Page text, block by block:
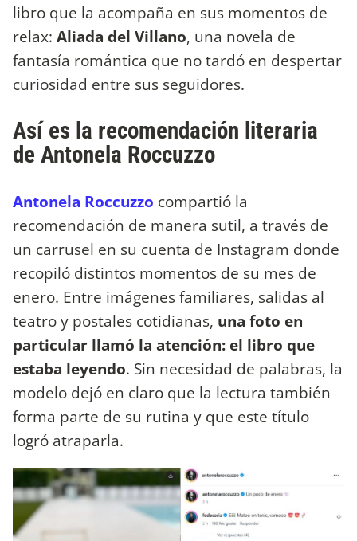
libro que la acompaña en sus momentos de
relax: Aliada del Villano, una novela de
fantasía romántica que no tardó en despertar
curiosidad entre sus seguidores.
Así es la recomendación literaria
de Antonela Roccuzzo
Antonela Roccuzzo compartió la
recomendación de manera sutil, a través de
un carrusel en su cuenta de Instagram donde
recopiló distintos momentos de su mes de
enero. Entre imágenes familiares, salidas al
teatro y postales cotidianas, una foto en
particular llamó la atención: el libro que
estaba leyendo. Sin necesidad de palabras, la
modelo dejó en claro que la lectura también
forma parte de su rutina y que este título
logró atraparla.